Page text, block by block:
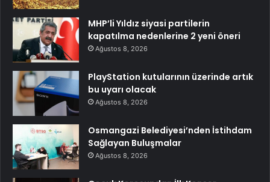
MHP’li Yıldız siyasi partilerin
kapatılma nedenlerine 2 yeni öneri
Ağustos 8, 2026
PlayStation kutularının üzerinde artık
bu uyarı olacak
Ağustos 8, 2026
Osmangazi Belediyesi’nden İstihdam
Sağlayan Buluşmalar
Ağustos 8, 2026